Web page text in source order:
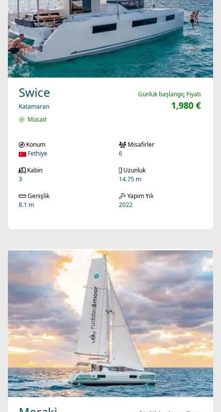
Swice
Katamaran
Müsait
Günlük başlangıç Fiyatı
1,980 €
Konum
Fethiye
Misafirler
6
Kabin
3
Uzunluk
14.75 m
Genişlik
8.1 m
Yapım Yılı
2022